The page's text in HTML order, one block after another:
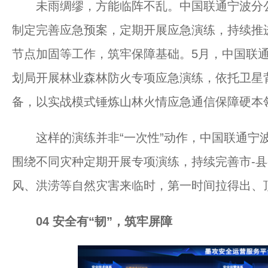
未雨绸缪，方能临阵不乱。中国联通宁波分
制定完善应急预案，定期开展应急演练，持续
节点加固等工作，筑牢保障基础。5月，中国联
划局开展林业森林防火专项应急演练，依托卫
备，以实战模式锤炼山林火情应急通信保障硬本
这样的演练并非“一次性”动作，中国联通宁
围绕不同灾种定期开展专项演练，持续完善市-
风、洪涝等自然灾害来临时，第一时间拉得出
04 安全有“韧”，筑牢屏障